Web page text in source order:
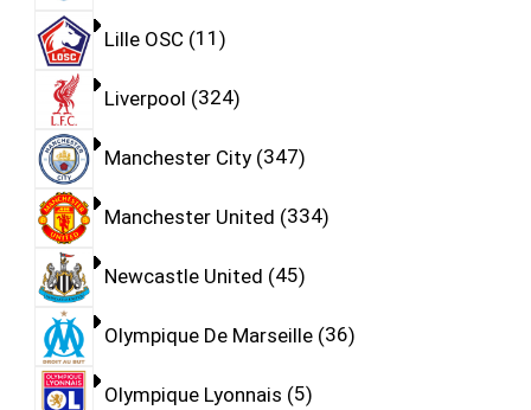
Lille OSC 11
Liverpool 324
Manchester City 347
Manchester United 334
Newcastle United 45
Olympique De Marseille 36
Olympique Lyonnais 5